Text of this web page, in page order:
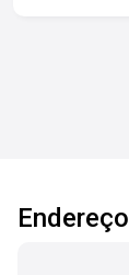
Endereço